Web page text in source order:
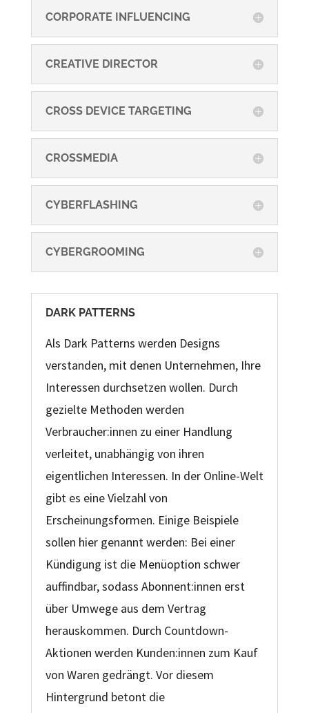
CORPORATE INFLUENCING
CREATIVE DIRECTOR
CROSS DEVICE TARGETING
CROSSMEDIA
CYBERFLASHING
CYBERGROOMING
DARK PATTERNS
Als Dark Patterns werden Designs
verstanden, mit denen Unternehmen, Ihre
Interessen durchsetzen wollen. Durch
gezielte Methoden werden
Verbraucher:innen zu einer Handlung
verleitet, unabhängig von ihren
eigentlichen Interessen. In der Online-Welt
gibt es eine Vielzahl von
Erscheinungsformen. Einige Beispiele
sollen hier genannt werden: Bei einer
Kündigung ist die Menüoption schwer
auffindbar, sodass Abonnent:innen erst
über Umwege aus dem Vertrag
herauskommen. Durch Countdown-
Aktionen werden Kunden:innen zum Kauf
von Waren gedrängt. Vor diesem
Hintergrund betont die